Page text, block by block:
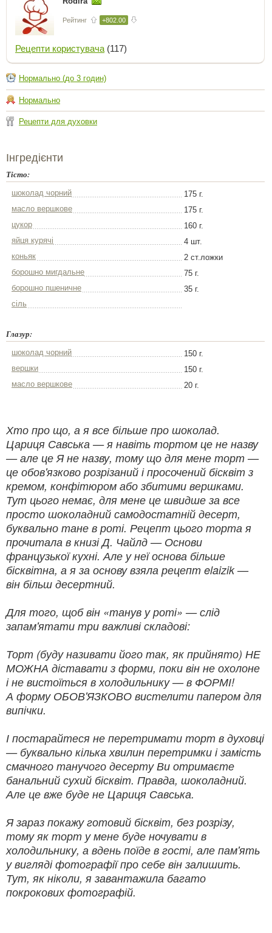
Рейтинг +802.00
Рецепти користувача (117)
Нормально (до 3 годин)
Нормально
Рецепти для духовки
Інгредієнти
Тісто:
шоколад чорний
175 г.
масло вершкове
175 г.
цукор
160 г.
яйця курячі
4 шт.
коньяк
2 ст.ложки
борошно мигдальне
75 г.
борошно пшеничне
35 г.
сіль
Глазур:
шоколад чорний
150 г.
вершки
150 г.
масло вершкове
20 г.
Хто про що, а я все більше про шоколад.
Цариця Савська — я навіть тортом це не назву
— але це Я не назву, тому що для мене торт —
це обов'язково розрізаний і просочений бісквіт з
кремом, конфітюром або збитими вершками.
Тут цього немає, для мене це швидше за все
просто шоколадний самодостатній десерт,
буквально тане в роті. Рецепт цього торта я
прочитала в книзі Д. Чайлд — Основи
французької кухні. Але у неї основа більше
бісквітна, а я за основу взяла рецепт elaizik —
він більш десертний.
Для того, щоб він «танув у роті» — слід
запам'ятати три важливі складові:
Торт (буду називати його так, як прийнято) НЕ
МОЖНА діставати з форми, поки він не охолоне
і не вистоїться в холодильнику — в ФОРМІ!
А форму ОБОВ'ЯЗКОВО вистелити папером для
випічки.
І постарайтеся не перетримати торт в духовці
— буквально кілька хвилин перетримки і замість
смачного танучого десерту Ви отримаєте
банальний сухий бісквіт. Правда, шоколадний.
Але це вже буде не Цариця Савська.
Я зараз покажу готовий бісквіт, без розрізу,
тому як торт у мене буде ночувати в
холодильнику, а вдень поїде в гості, але пам'ять
у вигляді фотографії про себе він залишить.
Тут, як ніколи, я завантажила багато
покрокових фотографій.